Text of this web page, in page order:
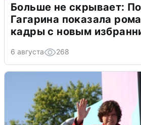
Больше не скрывает:
Гагарина показала
кадры с новым
6 августа 268